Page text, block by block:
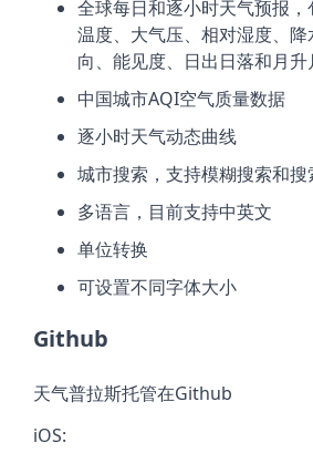
全球每日和逐小时天气预报，
温度、大气压、相对湿度、
向、能见度、日出日落和月升
中国城市AQI空气质量数据
逐小时天气动态曲线
城市搜索，支持模糊搜索和搜
多语言，目前支持中英文
单位转换
可设置不同字体大小
Github
天气普拉斯托管在Github
iOS: